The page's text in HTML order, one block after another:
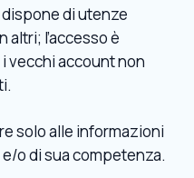
di utenze
l’accesso è
account non
solo alle informazioni
o di sua competenza.